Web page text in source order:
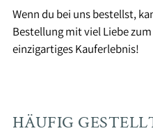
Wenn du bei uns bestellst,
Bestellung mit viel Liebe
einzigartiges Kauferlebnis!
HÄUFIG